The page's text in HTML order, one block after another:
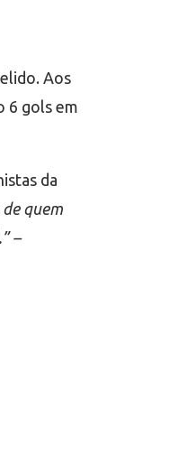
Aos
6 gols em
da
quem
–